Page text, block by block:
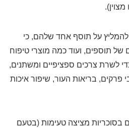
על תוסף אחד שלהם, כי
שונים של תוספים, ועוד כמה מוצרי טיפוח
לשרת צרכים ספציפיים ומשתנים,
פרקים, בריאות העור, שיפור איכות
בסוכריות מציצה טעימות (בטעם